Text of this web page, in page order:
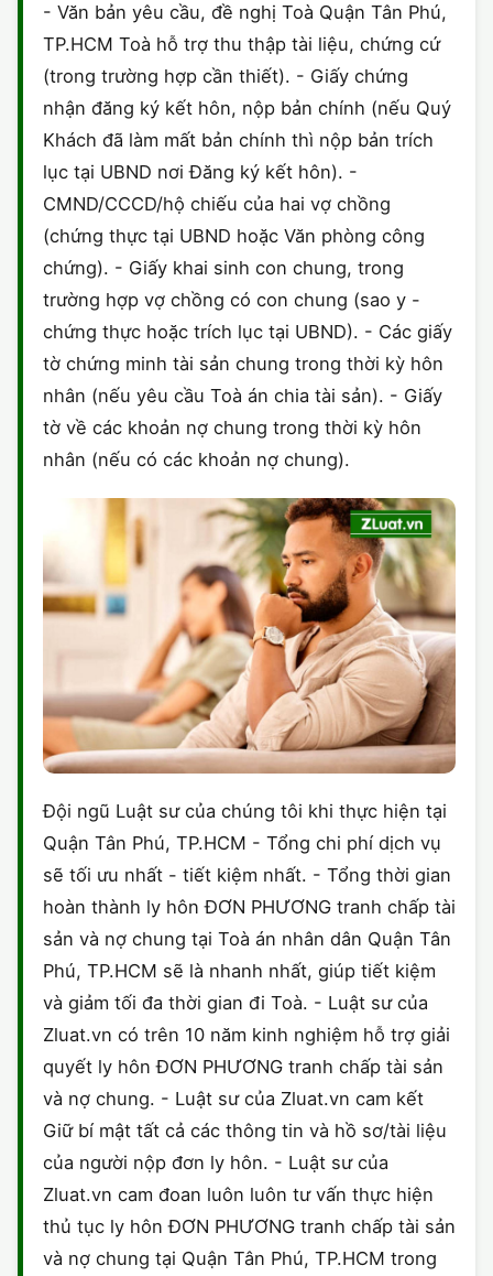
- Văn bản yêu cầu, đề nghị Toà Quận Tân Phú,
TP.HCM Toà hỗ trợ thu thập tài liệu, chứng cứ
(trong trường hợp cần thiết). - Giấy chứng
nhận đăng ký kết hôn, nộp bản chính (nếu Quý
Khách đã làm mất bản chính thì nộp bản trích
lục tại UBND nơi Đăng ký kết hôn). -
CMND/CCCD/hộ chiếu của hai vợ chồng
(chứng thực tại UBND hoặc Văn phòng công
chứng). - Giấy khai sinh con chung, trong
trường hợp vợ chồng có con chung (sao y -
chứng thực hoặc trích lục tại UBND). - Các giấy
tờ chứng minh tài sản chung trong thời kỳ hôn
nhân (nếu yêu cầu Toà án chia tài sản). - Giấy
tờ về các khoản nợ chung trong thời kỳ hôn
nhân (nếu có các khoản nợ chung).
Đội ngũ Luật sư của chúng tôi khi thực hiện tại
Quận Tân Phú, TP.HCM - Tổng chi phí dịch vụ
sẽ tối ưu nhất - tiết kiệm nhất. - Tổng thời gian
hoàn thành ly hôn ĐƠN PHƯƠNG tranh chấp tài
sản và nợ chung tại Toà án nhân dân Quận Tân
Phú, TP.HCM sẽ là nhanh nhất, giúp tiết kiệm
và giảm tối đa thời gian đi Toà. - Luật sư của
Zluat.vn có trên 10 năm kinh nghiệm hỗ trợ giải
quyết ly hôn ĐƠN PHƯƠNG tranh chấp tài sản
và nợ chung. - Luật sư của Zluat.vn cam kết
Giữ bí mật tất cả các thông tin và hồ sơ/tài liệu
của người nộp đơn ly hôn. - Luật sư của
Zluat.vn cam đoan luôn luôn tư vấn thực hiện
thủ tục ly hôn ĐƠN PHƯƠNG tranh chấp tài sản
và nợ chung tại Quận Tân Phú, TP.HCM trong